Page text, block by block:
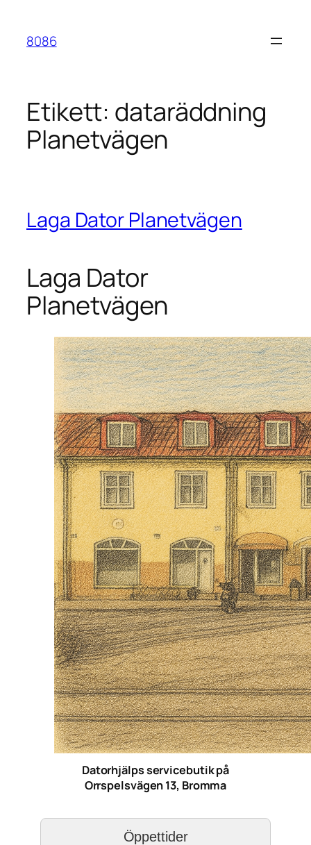
innehåll
8086
Etikett: dataräddning
Planetvägen
Laga Dator Planetvägen
Laga Dator
Planetvägen
Datorhjälps servicebutik på
Orrspelsvägen 13, Bromma
Öppettider